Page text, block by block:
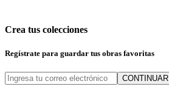
Crea tus colecciones
Regístrate para guardar tus obras favoritas
CONTINUAR